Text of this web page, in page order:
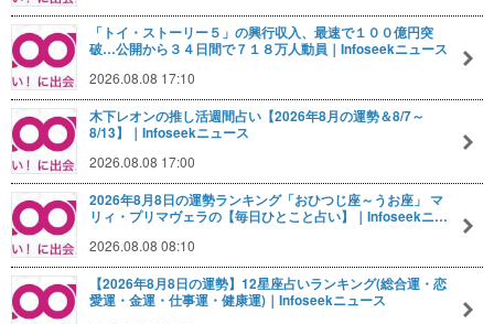
「トイ・ストーリー５」の興行収入、最速で１００億円突
破…公開から３４日間で７１８万人動員｜Infoseekニュース
2026.08.08 17:10
木下レオンの推し活週間占い【2026年8月の運勢＆8/7～
8/13】｜Infoseekニュース
2026.08.08 17:00
2026年8月8日の運勢ランキング「おひつじ座～うお座」 マ
リィ・プリマヴェラの【毎日ひとこと占い】｜Infoseekニ…
2026.08.08 08:10
【2026年8月8日の運勢】12星座占いランキング(総合運・恋
愛運・金運・仕事運・健康運)｜Infoseekニュース